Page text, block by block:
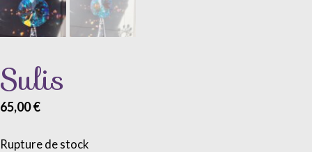
Sulis
65,00€
Rupture de stock